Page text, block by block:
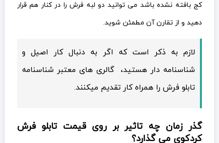
کج بافته نشده باشد می توانید دو لبه فرش را در کنار هم قرار
دهید و از تقارن آن مطمئن شوید.
لازم به ذکر است که اگر به دنبال کار اصیل و
شناسنامه دار هستید، گالری های معتبر شناسنامه
تابلو فرش را همراه کار تقدیم میکنند.
گذر زمان چه تاثیر بر روی قیمت تابلو فرش
کردکوی می گذارد؟